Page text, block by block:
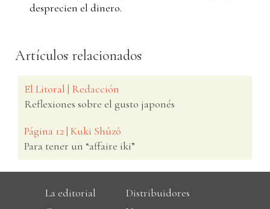
desprecien el dinero.
Artículos relacionados
El Litoral | Redacción
Reflexiones sobre el gusto japonés
Página 12 | Kuki Shûzô
Para tener un “affaire iki”
La editorial
Distribuidores